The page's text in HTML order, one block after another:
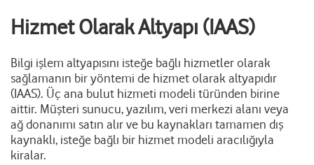
Hizmet Olarak Altyapı (IAAS)
Bilgi işlem altyapısını isteğe bağlı hizmetler olarak
sağlamanın bir yöntemi de hizmet olarak altyapıdır
(IAAS). Üç ana bulut hizmeti modeli türünden birine
aittir. Müşteri sunucu, yazılım, veri merkezi alanı veya
ağ donanımı satın alır ve bu kaynakları tamamen dış
kaynaklı, isteğe bağlı bir hizmet modeli aracılığıyla
kiralar.